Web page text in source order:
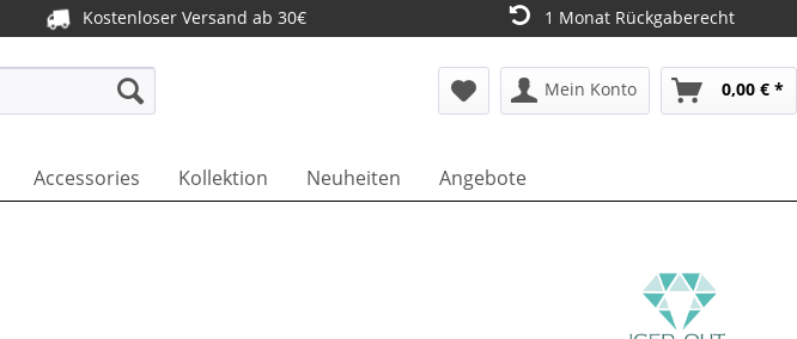
Kostenloser Versand ab 30€ 1 Monat Rückgaberecht
Mein Konto 0,00 € *
Accessories Kollektion Neuheiten Angebote